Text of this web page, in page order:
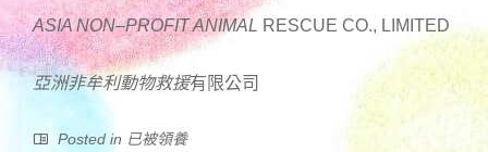
ASIA NON–PROFIT ANIMAL RESCUE CO., LIMITED
亞洲非牟利動物救援有限公司
Posted in 已被領養